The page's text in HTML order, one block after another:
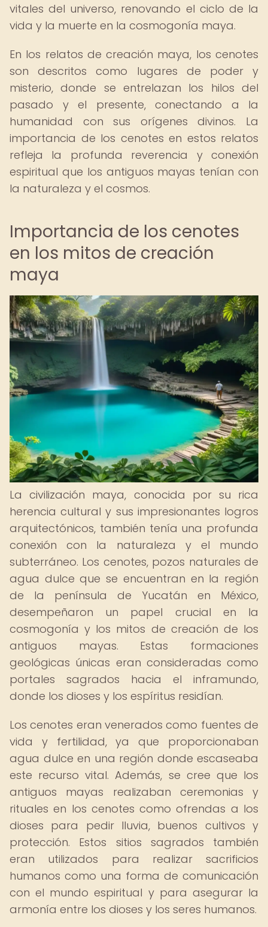
vitales del universo, renovando el ciclo de la
vida y la muerte en la cosmogonía maya.
En los relatos de creación maya, los cenotes
son descritos como lugares de poder y
misterio, donde se entrelazan los hilos del
pasado y el presente, conectando a la
humanidad con sus orígenes divinos. La
importancia de los cenotes en estos relatos
refleja la profunda reverencia y conexión
espiritual que los antiguos mayas tenían con
la naturaleza y el cosmos.
Importancia de los cenotes
en los mitos de creación
maya
La civilización maya, conocida por su rica
herencia cultural y sus impresionantes logros
arquitectónicos, también tenía una profunda
conexión con la naturaleza y el mundo
subterráneo. Los cenotes, pozos naturales de
agua dulce que se encuentran en la región
de la península de Yucatán en México,
desempeñaron un papel crucial en la
cosmogonía y los mitos de creación de los
antiguos mayas. Estas formaciones
geológicas únicas eran consideradas como
portales sagrados hacia el inframundo,
donde los dioses y los espíritus residían.
Los cenotes eran venerados como fuentes de
vida y fertilidad, ya que proporcionaban
agua dulce en una región donde escaseaba
este recurso vital. Además, se cree que los
antiguos mayas realizaban ceremonias y
rituales en los cenotes como ofrendas a los
dioses para pedir lluvia, buenos cultivos y
protección. Estos sitios sagrados también
eran utilizados para realizar sacrificios
humanos como una forma de comunicación
con el mundo espiritual y para asegurar la
armonía entre los dioses y los seres humanos.